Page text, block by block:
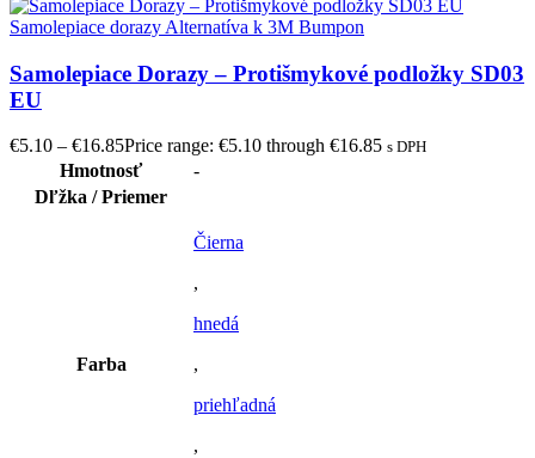
Samolepiace Dorazy – Protišmykové podložky SD03
EU
€5.10 – €16.85Price range: €5.10 through €16.85 s DPH
Hmotnosť
-
Dľžka / Priemer
Farba
Čierna
,
hnedá
,
priehľadná
,